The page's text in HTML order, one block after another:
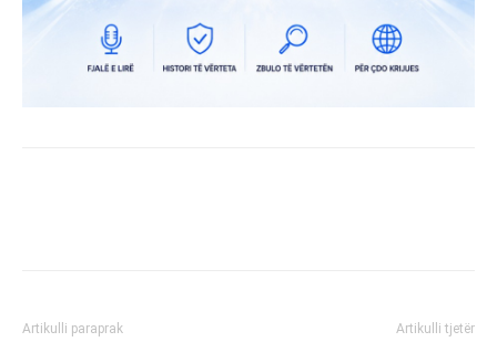
Artikulli paraprak Artikulli tjetër